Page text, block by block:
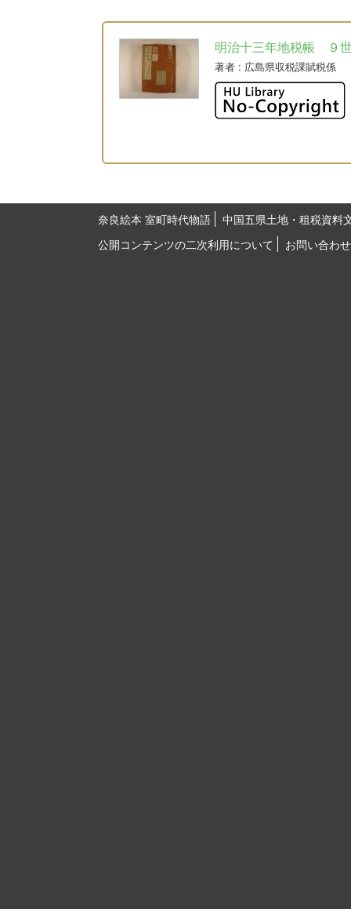
明治十三年地税帳 ９
著者 : 広島県収税課賦税係
奈良絵本 室町時代物語
中国五県土地・租税資料
公開コンテンツの二次利用について
お問い合わせ